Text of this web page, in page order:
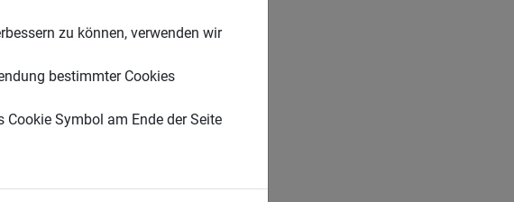
zu können, verwenden wir
bestimmter Cookies
Symbol am Ende der Seite